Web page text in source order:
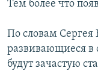
Тем более что
По словам Сергея
развивающиеся в
будут зачастую